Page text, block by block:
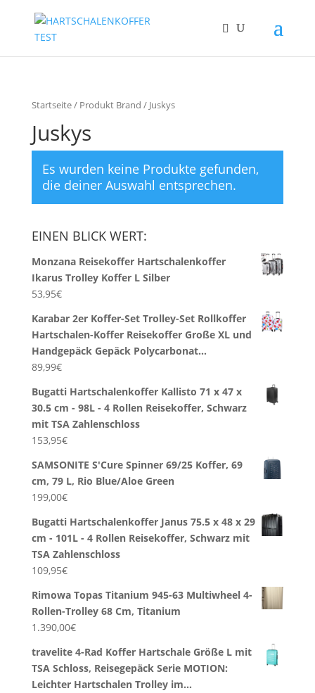
Startseite/ Produkt Brand / Juskys
Juskys
Es wurden keine Produkte gefunden,
die deiner Auswahl entsprechen.
EINEN BLICK WERT:
Monzana Reisekoffer Hartschalenkoffer
Ikarus Trolley Koffer L Silber
53,95€
Karabar 2er Koffer-Set Trolley-Set Rollkoffer
Hartschalen-Koffer Reisekoffer Große XL und
Handgepäck Gepäck Polycarbonat…
89,99€
Bugatti Hartschalenkoffer Kallisto 71 x 47 x
30.5 cm - 98L - 4 Rollen Reisekoffer, Schwarz
mit TSA Zahlenschloss
153,95€
SAMSONITE S'Cure Spinner 69/25 Koffer, 69
cm, 79 L, Rio Blue/Aloe Green
199,00€
Bugatti Hartschalenkoffer Janus 75.5 x 48 x 29
cm - 101L - 4 Rollen Reisekoffer, Schwarz mit
TSA Zahlenschloss
109,95€
Rimowa Topas Titanium 945-63 Multiwheel 4-
Rollen-Trolley 68 Cm, Titanium
1.390,00€
travelite 4-Rad Koffer Hartschale Größe L mit
TSA Schloss, Reisegepäck Serie MOTION:
Leichter Hartschalen Trolley im…